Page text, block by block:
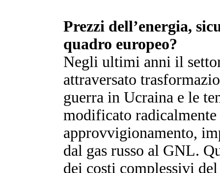
Prezzi dell’energia,
quadro europeo?
Negli ultimi anni il
attraversato
guerra in Ucraina e le
modificato
approvvigionamento,
dal gas russo al GNL.
dei costi complessivi